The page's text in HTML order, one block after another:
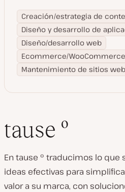
Creación/estrategia de
Diseño y desarrollo de
Diseño/desarrollo web
Ecommerce/WooCommerce
Mantenimiento de sitios web
tause º
En tause º traducimos lo
ideas efectivas para
valor a su marca, con